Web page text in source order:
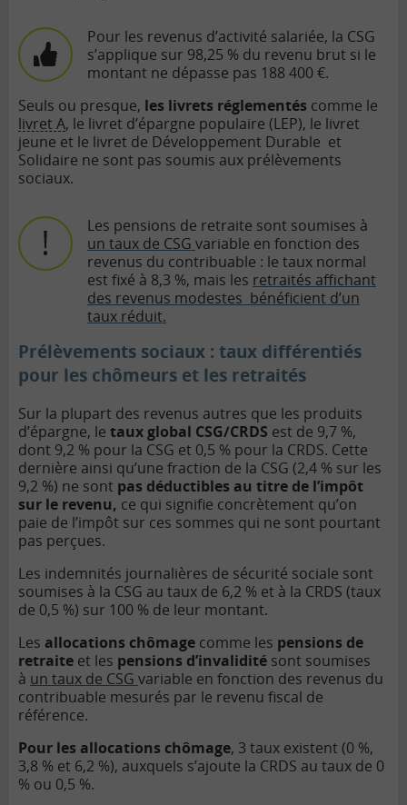
Pour les revenus d’activité salariée, la CSG
s’applique sur 98,25 % du revenu brut si le
montant ne dépasse pas 188 400 €.
Seuls ou presque, les livrets réglementés comme le
livret A, le livret d’épargne populaire (LEP), le livret
jeune et le livret de Développement Durable et
Solidaire ne sont pas soumis aux prélèvements
sociaux.
Les pensions de retraite sont soumises à
un taux de CSG variable en fonction des
revenus du contribuable : le taux normal
est fixé à 8,3 %, mais les retraités affichant
des revenus modestes bénéficient d’un
taux réduit.
Prélèvements sociaux : taux différentiés
pour les chômeurs et les retraités
Sur la plupart des revenus autres que les produits
d’épargne, le taux global CSG/CRDS est de 9,7 %,
dont 9,2 % pour la CSG et 0,5 % pour la CRDS. Cette
dernière ainsi qu’une fraction de la CSG (2,4 % sur les
9,2 %) ne sont pas déductibles au titre de l’impôt
sur le revenu, ce qui signifie concrètement qu’on
paie de l’impôt sur ces sommes qui ne sont pourtant
pas perçues.
Les indemnités journalières de sécurité sociale sont
soumises à la CSG au taux de 6,2 % et à la CRDS (taux
de 0,5 %) sur 100 % de leur montant.
Les allocations chômage comme les pensions de
retraite et les pensions d’invalidité sont soumises
à un taux de CSG variable en fonction des revenus du
contribuable mesurés par le revenu fiscal de
référence.
Pour les allocations chômage, 3 taux existent (0 %,
3,8 % et 6,2 %), auxquels s’ajoute la CRDS au taux de 0
% ou 0,5 %.